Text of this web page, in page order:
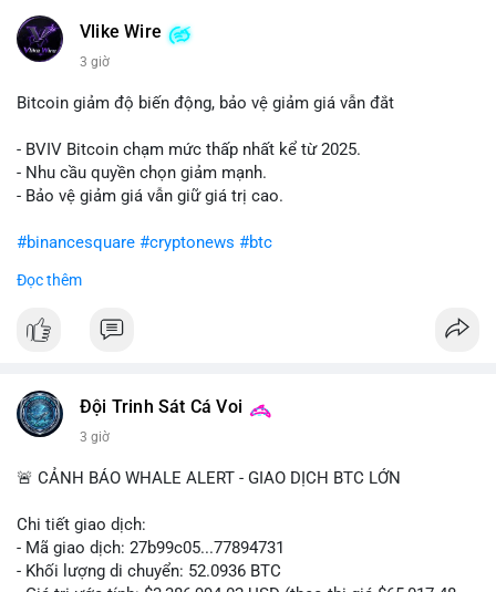
📰 Nguồn: Cointelegraph
Vlike Wire
3 giờ
Bitcoin giảm độ biến động, bảo vệ giảm giá vẫn đắt
- BVIV Bitcoin chạm mức thấp nhất kể từ 2025.
- Nhu cầu quyền chọn giảm mạnh.
- Bảo vệ giảm giá vẫn giữ giá trị cao.
#binancesquare #cryptonews #btc
$btc
#vlikevn #titanbot
Đọc thêm
Đội Trinh Sát Cá Voi
3 giờ
🚨 CẢNH BÁO WHALE ALERT - GIAO DỊCH BTC LỚN
Chi tiết giao dịch:
- Mã giao dịch: 27b99c05...77894731
- Khối lượng di chuyển: 52.0936 BTC